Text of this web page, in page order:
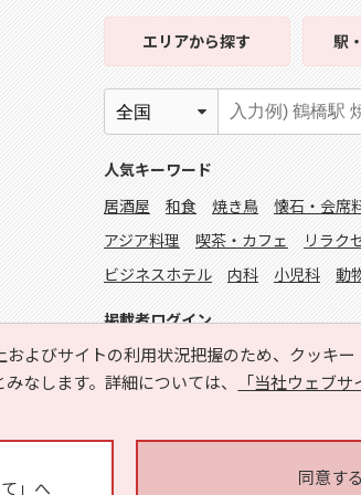
よびサイトの利用状況把握のため、クッキ
なします。詳細については、
「当社ウェブ
」へ
同意する
エリアから探す 駅
人気キーワード
居酒屋
和食 焼き鳥 懐石・会席
アジア料理
喫茶・カフェ リラク
ビジネスホテル
内科 小児科 動
掲載者ログイン